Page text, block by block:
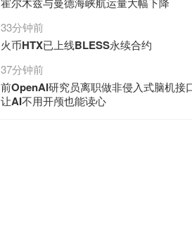
33分钟前
火币HTX已上线BLESS永续合约
37分钟前
前OpenAI研究员离职做非侵入式脑机接
让AI不用开颅也能读心